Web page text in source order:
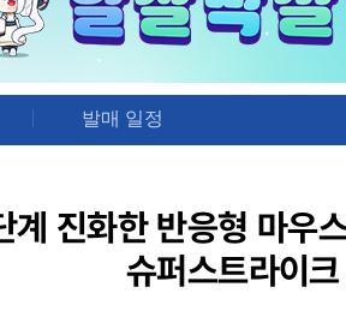
발매 일정
계 진화한 반응형 마우
슈퍼스트라이크